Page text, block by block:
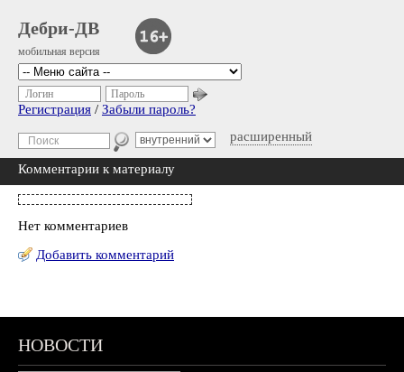
Дебри-ДВ
мобильная версия
расширенный
Логин Пароль
Регистрация / Забыли пароль?
Комментарии к материалу
Нет комментариев
Добавить комментарий
НОВОСТИ